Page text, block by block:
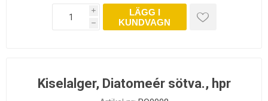
i
h
LÄGG I
KUNDVAGN
Kiselalger, Diatomeér sötva., hpr